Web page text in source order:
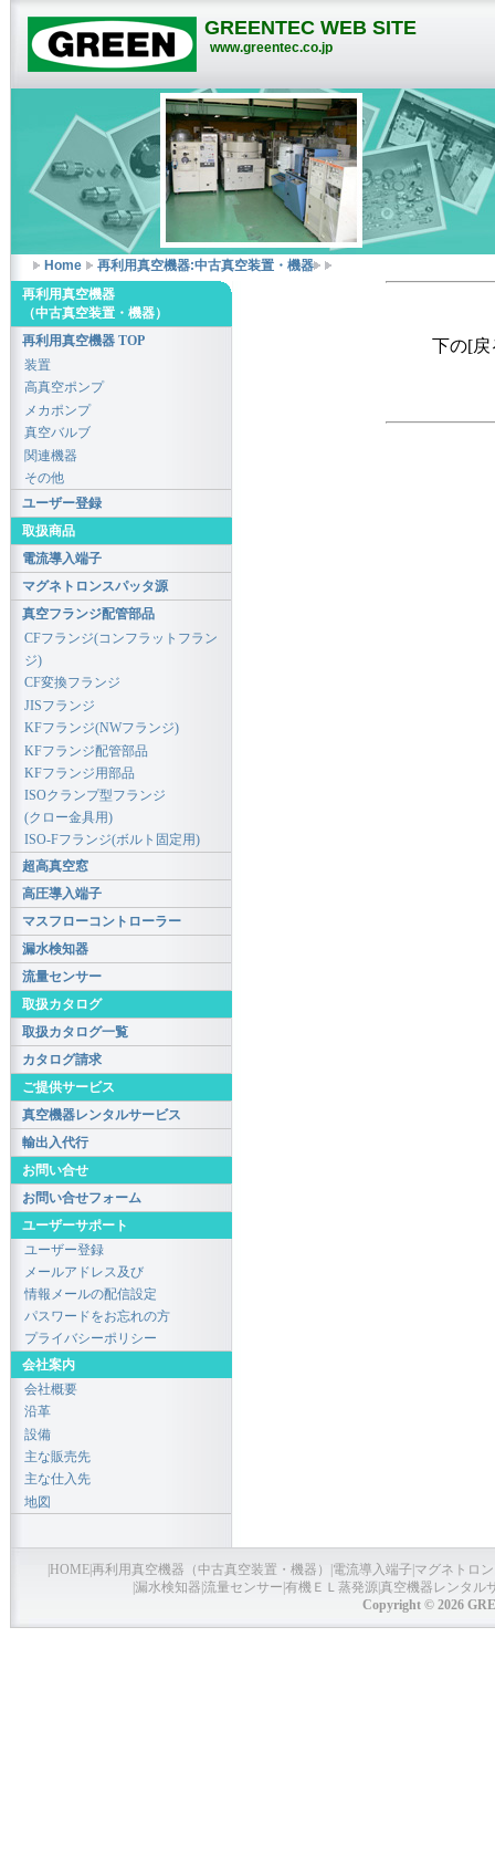
GREENTEC WEB SITE
www.greentec.co.jp
Home 再利用真空機器:中古真空装置・機器
下の[戻
再利用真空機器
（中古真空装置・機器）
再利用真空機器 TOP
装置
高真空ポンプ
メカポンプ
真空バルブ
関連機器
その他
ユーザー登録
取扱商品
電流導入端子
マグネトロンスパッタ源
真空フランジ配管部品
CFフランジ(コンフラットフラン
ジ)
CF変換フランジ
JISフランジ
KFフランジ(NWフランジ)
KFフランジ配管部品
KFフランジ用部品
ISOクランプ型フランジ
(クロー金具用)
ISO-Fフランジ(ボルト固定用)
超高真空窓
高圧導入端子
マスフローコントローラー
漏水検知器
流量センサー
取扱カタログ
取扱カタログ一覧
カタログ請求
ご提供サービス
真空機器レンタルサービス
輸出入代行
お問い合せ
お問い合せフォーム
ユーザーサポート
ユーザー登録
メールアドレス及び
情報メールの配信設定
パスワードをお忘れの方
プライバシーポリシー
会社案内
会社概要
沿革
設備
主な販売先
主な仕入先
地図
HOME再利用真空機器（中古真空装置・機器） 電流導入端子 マグネトロ
漏水検知器 流量センサー 有機ＥＬ蒸発源真空機器レンタル
Copyright © 2026